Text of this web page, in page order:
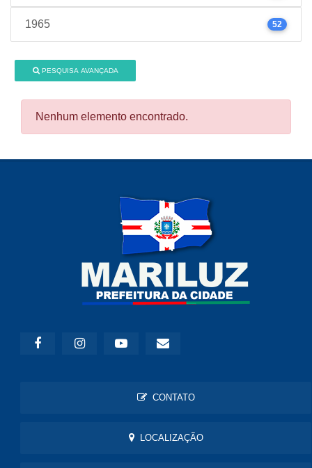
1965 52
PESQUISA AVANÇADA
Nenhum elemento encontrado.
CONTATO
LOCALIZAÇÃO